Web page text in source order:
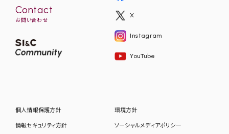
Contact
お問い合わせ
X
Instagram
YouTube
個人情報保護方針 環境方針
情報セキュリティ方針 ソーシャルメディアポリシー